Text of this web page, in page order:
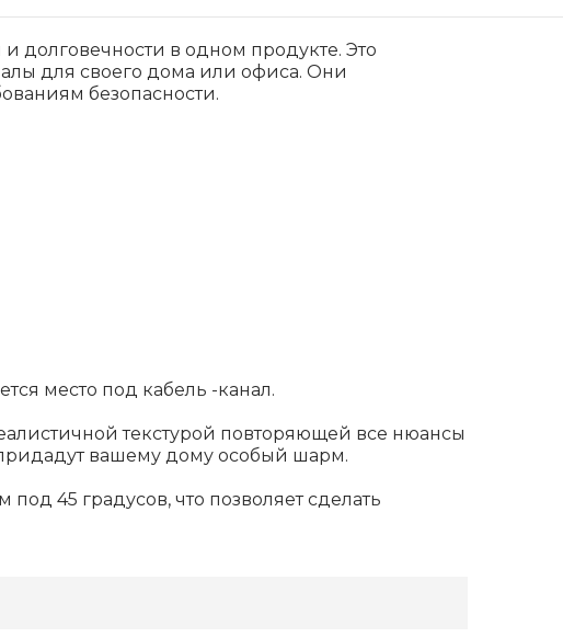
долговечности в одном продукте. Это
для своего дома или офиса. Они
безопасности.
место под кабель -канал.
текстурой повторяющей все нюансы
вашему дому особый шарм.
45 градусов, что позволяет сделать